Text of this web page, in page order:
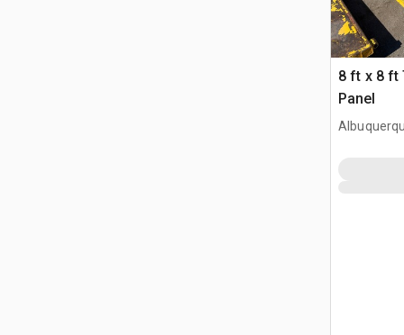
8 ft x 8 ft
Panel